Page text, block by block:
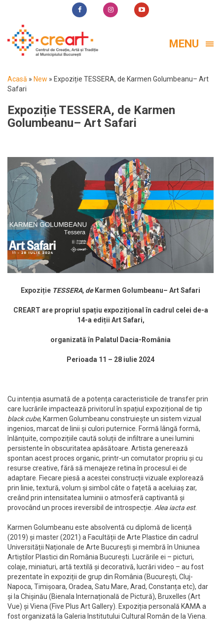
MENU
Acasă » New » Expoziție TESSERA, de Karmen Golumbeanu– Art
Safari
Expoziție TESSERA, de Karmen
Golumbeanu– Art Safari
Expoziție TESSERA, de Karmen Golumbeanu– Art Safari
CREART are propriul spațiu expozițional în cadrul celei de-a
14-a ediții Art Safari,
organizată în Palatul Dacia-România
Perioada 11 – 28 iulie 2024
Cu intenția asumată de a potența caracteristicile de transfer prin
care lucrările impactează privitorul în spațiul expozițional de tip
black cube, Karmen Golumbeanu construiește un sistem vizual
ingenios, marcat de linii și culori puternice. Formă lângă formă,
înlănțuite, compozițiile caută soluții de infiltrare a unei lumini
persistente în obscuritatea apăsătoare. Artista generează
spontan acest proces organic, printr-un comutator propriu și cu
resurse creative, fără să menajeze retina în procesul ei de
adaptare. Fiecare piesă a acestei construcții vizuale explorează
prin linie, textură, volum și simbol câte o fațetă a aceluiaș zar,
creând prin intensitatea luminii o atmosferă captivantă și
provocând un proces ireversibil de introspecție. Alea iacta est.
Karmen Golumbeanu este absolventă cu diplomă de licență
(2019) și master (2021) a Facultății de Arte Plastice din cadrul
Universității Naționale de Arte București și membră în Uniunea
Artiștilor Plastici din România București. Lucrările ei – picturi,
colaje, miniaturi, artă textilă și decorativă, lucrări video – au fost
prezentate în expoziții de grup din România (București, Cluj-
Napoca, Timișoara, Oradea, Satu Mare, Arad, Constanța etc), dar
și la Chișinău (Bienala Internațională de Pictură), Bruxelles (Art
Vue) și Viena (Five Plus Art Gallery). Expoziția personală KAMA a
fost organizată la Galeria Institutului Cultural Român de la Viena.